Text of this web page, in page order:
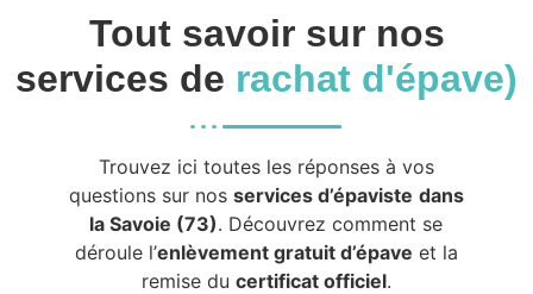
Tout savoir sur nos
services de rachat d'épave)
Trouvez ici toutes les réponses à vos
questions sur nos services d’épaviste dans
la Savoie (73). Découvrez comment se
déroule l’enlèvement gratuit d’épave et la
remise du certificat officiel.